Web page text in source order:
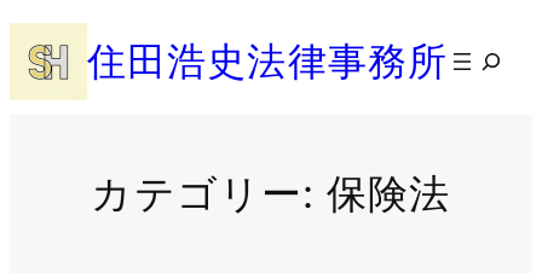
内
容
住田浩史法律事務所
検
カテゴリー:保険法